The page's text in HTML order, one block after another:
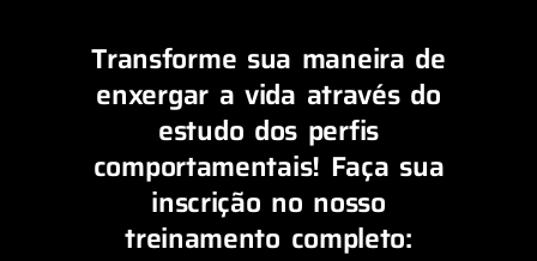
Transforme sua maneira de
enxergar a vida através do
estudo dos perfis
comportamentais! Faça sua
inscrição no nosso
treinamento completo: